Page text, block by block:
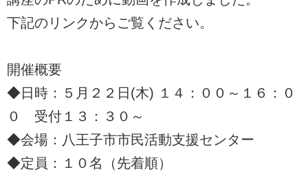
下記のリンクからご覧ください。
開催概要
◆日時：５月２２日(木) １４：００～１６：０
０ 受付１３：３０～
◆会場：八王子市市民活動支援センター
◆定員：１０名（先着順）